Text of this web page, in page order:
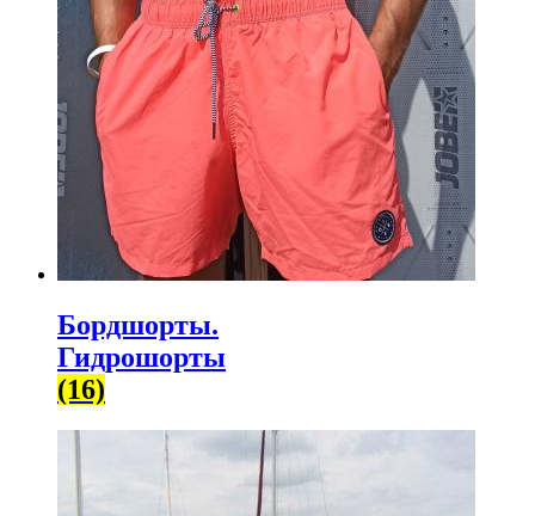
Бордшорты.
Гидрошорты
(16)